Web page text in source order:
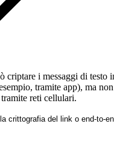
criptare i messaggi di testo
tramite app), ma
reti cellulari.
crittografia del link o end-to-